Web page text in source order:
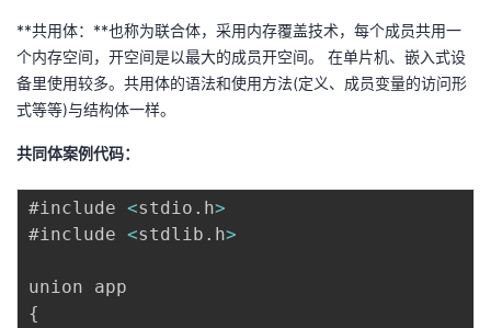
发
者
学
堂
Programs
的
支
持
我
**共用体：**也称为联合体，采用内存覆盖技术，每个成员共用一
个内存空间，开空间是以最大的成员开空间。 在单片机、嵌入式设
备里使用较多。共用体的语法和使用方法(定义、成员变量的访问形
式等等)与结构体一样。
共同体案例代码：
#include <stdio . h>
#include <stdlib . h>
{